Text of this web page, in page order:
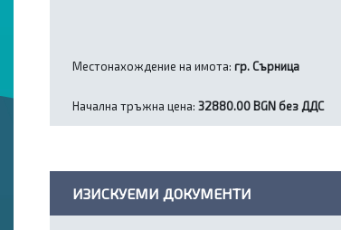
Местонахождение на имота: гр. Сърница
Начална тръжна цена: 32880.00 BGN без ДДС
ИЗИСКУЕМИ ДОКУМЕНТИ